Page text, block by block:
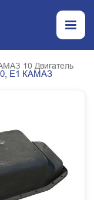
10 Двигатель
Е1 КАМАЗ